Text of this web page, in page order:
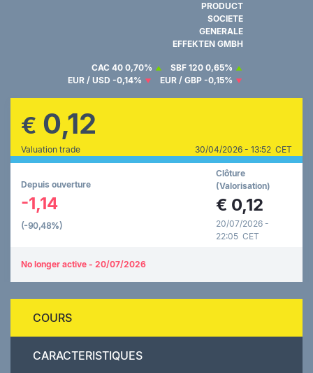
PRODUCT
SOCIETE
GENERALE
EFFEKTEN GMBH
CAC 40 0,70% SBF 120 0,65%
EUR / USD -0,14% EUR / GBP -0,15%
€ 0,12
Valuation trade 30/04/2026 - 13:52 CET
Depuis ouverture
-1,14
(-90,48%)
Clôture
(Valorisation)
€ 0,12
20/07/2026 -
22:05 CET
No longer active - 20/07/2026
COURS
CARACTERISTIQUES